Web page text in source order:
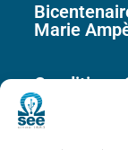
Marie
Conditions